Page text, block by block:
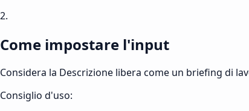
2.
Come impostare l'input
Considera la Descrizione libera come un briefing di
Consiglio d'uso: